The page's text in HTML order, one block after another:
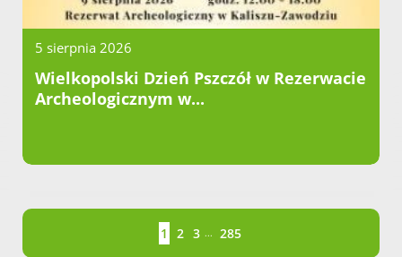
5 sierpnia 2026
Wielkopolski Dzień Pszczół w Rezerwacie
Archeologicznym w...
Strona
1 Strona
2 Strona
3 ... Strona
285